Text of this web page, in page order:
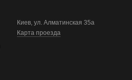
Киев, ул. Алматинская 35а
Карта проезда